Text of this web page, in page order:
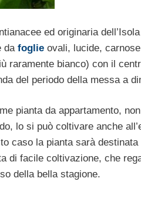
ed originaria
da foglieovali, lucide,
raramente bianco) con il
del periodo della messa a
pianta da appartamento, non
lo si può coltivare anche
caso la pianta sarà destinata
di facile coltivazione, che
della bella stagione.